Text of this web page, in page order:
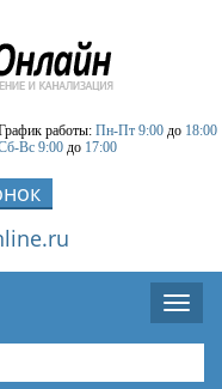
работы: Пн-Пт 9:00 до 18:00
Вс 9:00 до 17:00